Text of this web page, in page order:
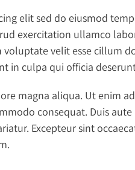
elit sed do eiusmod
exercitation ullamco
velit esse cillum
in culpa qui officia
magna aliqua. Ut enim
consequat. Duis
Excepteur sint